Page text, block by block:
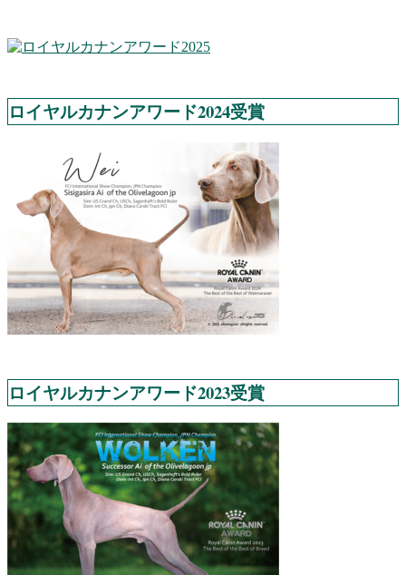
ロイヤルカナンアワード2024受賞
ロイヤルカナンアワード2023受賞